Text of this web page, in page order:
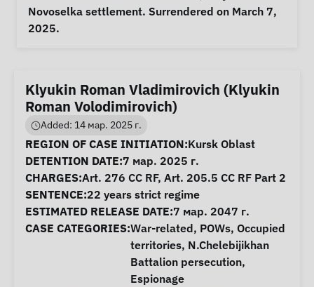
Novoselka settlement. Surrendered on March 7,
2025.
Klyukin Roman Vladimirovich (Klyukin
Roman Volodimirovich)
Added: 14 мар. 2025 г.
Case Information
REGION OF CASE INITIATION:Kursk Oblast
DETENTION DATE:7 мар. 2025 г.
CHARGES:Art. 276 CC RF, Art. 205.5 CC RF Part 2
SENTENCE:22 years strict regime
ESTIMATED RELEASE DATE:7 мар. 2047 г.
CASE CATEGORIES:War-related, POWs, Occupied
territories, N.Chelebijikhan
Battalion persecution,
Espionage